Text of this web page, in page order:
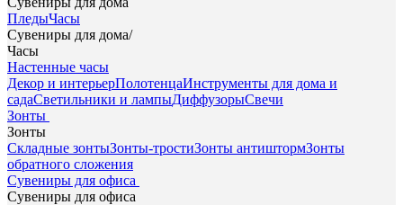
ПледыЧасы
Сувениры для дома/
Часы
Настенные часы
Декор и интерьерПолотенцаИнструменты для дома и
садаСветильники и лампыДиффузорыСвечи
Зонты
Зонты
Складные зонтыЗонты-тростиЗонты антиштормЗонты
обратного сложения
Сувениры для офиса
Сувениры для офиса